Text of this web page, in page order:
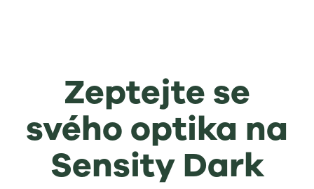
Zeptejte se
svého optika na
Sensity Dark